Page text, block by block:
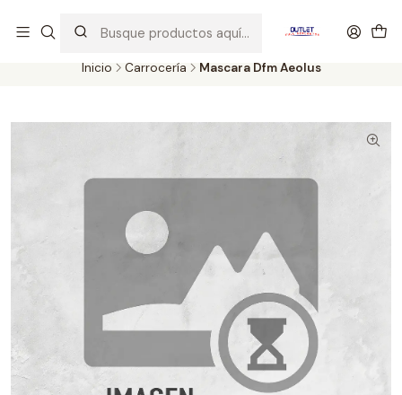
probados con altos estándares de calidad.
Inicio Carrocería Mascara Dfm Aeolus